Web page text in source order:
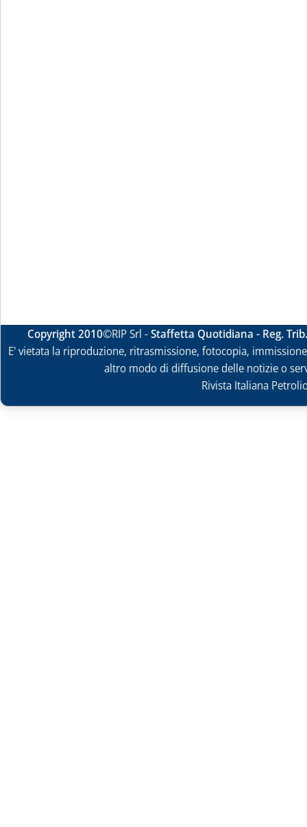
Copyright 2010©RIP Srl -Staffetta Quotidiana - Reg.
E' vietata la riproduzione, ritrasmissione, fotocopia,
altro modo di diffusione delle notizie o
Rivista Italiana